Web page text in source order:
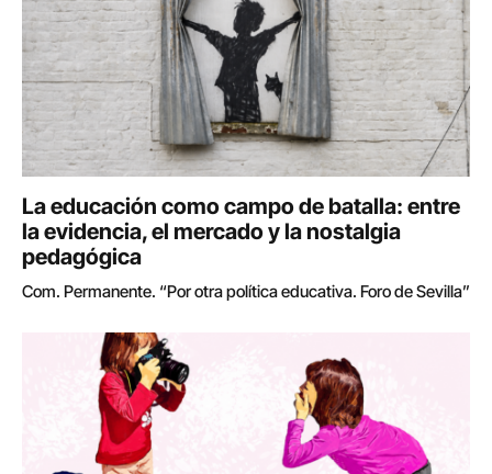
La educación como campo de batalla: entre
la evidencia, el mercado y la nostalgia
pedagógica
Com. Permanente. “Por otra política educativa. Foro de Sevilla”